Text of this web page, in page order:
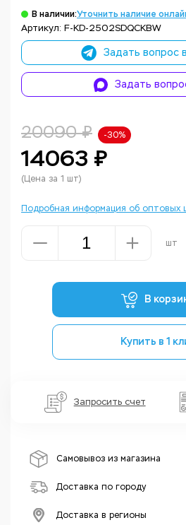
В наличии:Уточнить наличие
Артикул: F-KD-2502SDQCKBW
Задать вопрос
Задать
20090 ₽ -30%
14063 ₽
(Цена за 1 шт)
Подробная информация об оптовых
шт
В
Купить в 1
Запросить счет
Самовывоз из магазина
Доставка по городу
Доставка в регионы